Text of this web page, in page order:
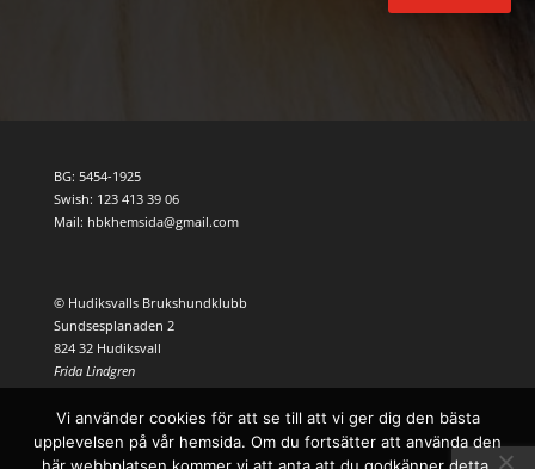
BG: 5454-1925
Swish: 123 413 39 06
Mail: hbkhemsida@gmail.com
© Hudiksvalls Brukshundklubb
Sundsesplanaden 2
824 32 Hudiksvall
Frida Lindgren
Vi använder cookies för att se till att vi ger dig den bästa
upplevelsen på vår hemsida. Om du fortsätter att använda den